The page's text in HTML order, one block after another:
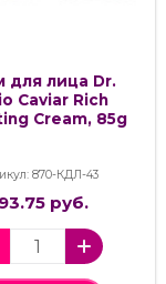
для лица Dr.
Caviar Rich
Cream, 85g
870-КДЛ-43
руб.